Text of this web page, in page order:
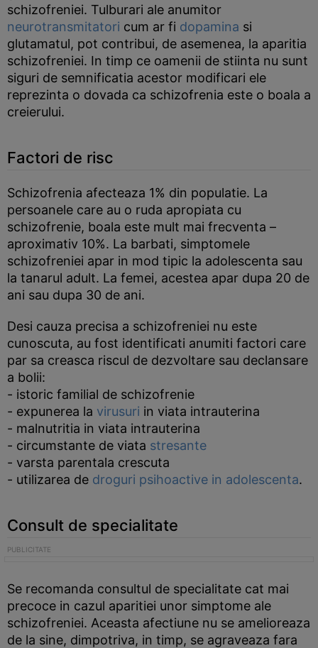
schizofreniei. Tulburari ale anumitor
neurotransmitatori cum ar fi dopamina si
glutamatul, pot contribui, de asemenea, la aparitia
schizofreniei. In timp ce oamenii de stiinta nu sunt
siguri de semnificatia acestor modificari ele
reprezinta o dovada ca schizofrenia este o boala a
creierului.
Factori de risc
Schizofrenia afecteaza 1% din populatie. La
persoanele care au o ruda apropiata cu
schizofrenie, boala este mult mai frecventa –
aproximativ 10%. La barbati, simptomele
schizofreniei apar in mod tipic la adolescenta sau
la tanarul adult. La femei, acestea apar dupa 20 de
ani sau dupa 30 de ani.
Desi cauza precisa a schizofreniei nu este
cunoscuta, au fost identificati anumiti factori care
par sa creasca riscul de dezvoltare sau declansare
a bolii:
- istoric familial de schizofrenie
- expunerea la virusuri in viata intrauterina
- malnutritia in viata intrauterina
- circumstante de viata stresante
- varsta parentala crescuta
- utilizarea de droguri psihoactive in adolescenta.
Consult de specialitate
Se recomanda consultul de specialitate cat mai
precoce in cazul aparitiei unor simptome ale
schizofreniei. Aceasta afectiune nu se amelioreaza
de la sine, dimpotriva, in timp, se agraveaza fara